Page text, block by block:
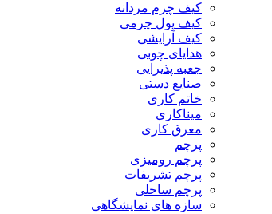
کیف چرم مردانه
کیف پول چرمی
کیف آرایشی
هدایای چوبی
جعبه پذیرایی
صنایع دستی
خاتم کاری
میناکاری
معرق کاری
پرچم
پرچم رومیزی
پرچم تشریفات
پرچم ساحلی
سازه های نمایشگاهی